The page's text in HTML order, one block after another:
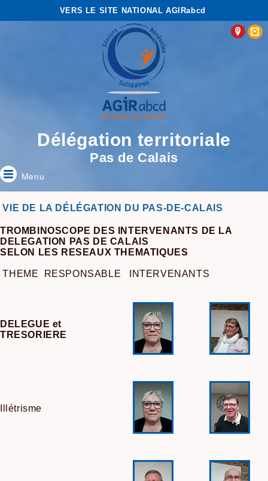
VERS LE SITE NATIONAL AGIRabcd
Délégation territoriale
Pas de Calais
Menu
VIE DE LA DÉLÉGATION DU PAS-DE-CALAIS
TROMBINOSCOPE DES INTERVENANTS DE LA
DELEGATION PAS DE CALAIS
SELON LES RESEAUX THEMATIQUES
THEME RESPONSABLE INTERVENANTS
DELEGUE et
TRESORIERE
Illétrisme